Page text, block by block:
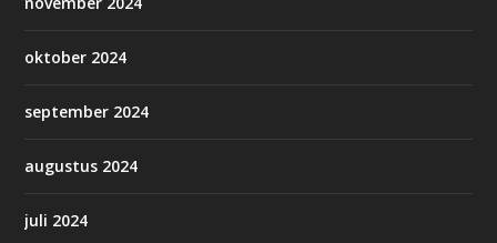
oktober 2024
september 2024
augustus 2024
juli 2024